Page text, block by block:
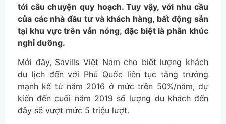
tới câu chuyện quy hoạch. Tuy vậy, với nhu cầu
của các nhà đầu tư và khách hàng, bất động sản
tại khu vực trên vẫn nóng, đặc biệt là phân khúc
nghỉ dưỡng.
Mới đây, Savills Việt Nam cho biết lượng khách
du lịch đến với Phú Quốc liên tục tăng trưởng
mạnh kể từ năm 2016 ở mức trên 50%/năm, dự
kiến đến cuối năm 2019 số lượng du khách đến
đây sẽ vượt mức 5 triệu lượt.